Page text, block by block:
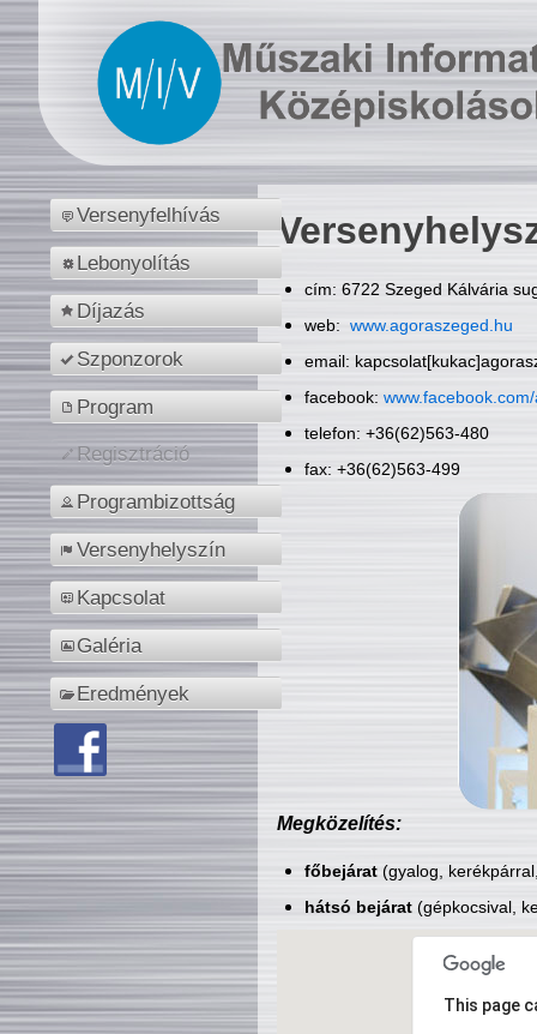
Versenyfelhívás
Lebonyolítás
Díjazás
Szponzorok
Program
Regisztráció
Programbizottság
Versenyhelyszín
Kapcsolat
Galéria
Eredmények
cím: 6722 Szeged Kálvária
web: www.agoraszeged.hu
email:
facebook:
telefon: +36(62)563-480
fax: +36(62)563-499
Megközelítés:
főbejárat(gyalog,
hátsó bejárat(gépkocsival,
This page